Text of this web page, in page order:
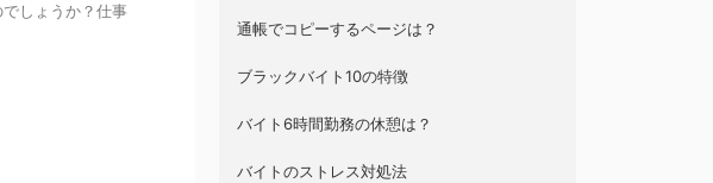
しょうか？仕事
通帳でコピーするページは？
ブラックバイト10の特徴
バイト6時間勤務の休憩は？
バイトのストレス対処法